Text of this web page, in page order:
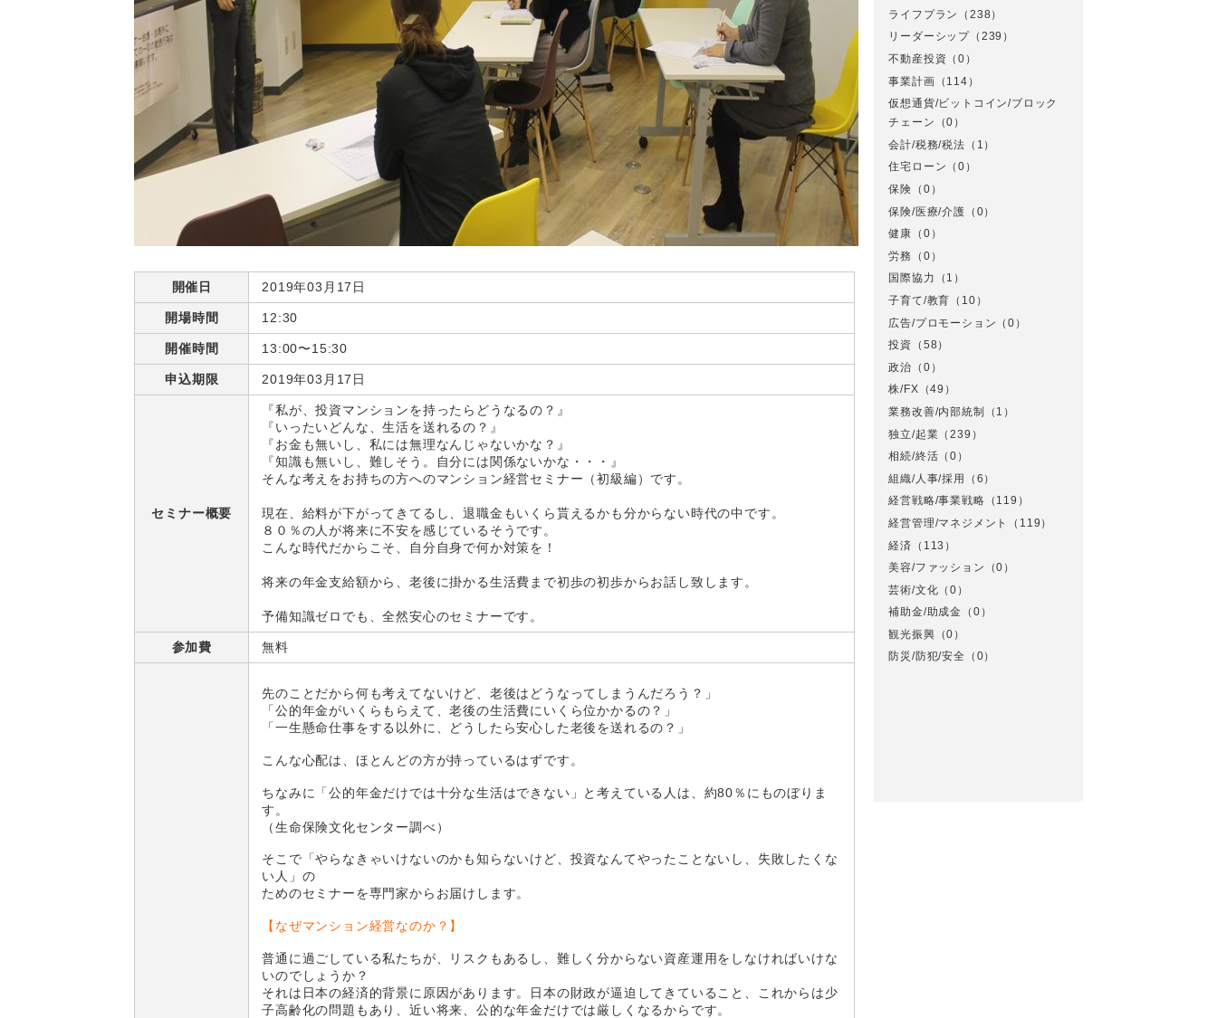
開催日 2019年03月17日
開場時間 12:30
開催時間 13:00〜15:30
申込期限 2019年03月17日
セミナー概要
『私が、投資マンションを持ったらどうなるの？』
『いったいどんな、生活を送れるの？』
『お金も無いし、私には無理なんじゃないかな？』
『知識も無いし、難しそう。自分には関係ないかな・・・』
そんな考えをお持ちの方へのマンション経営セミナー（初級編）です。
現在、給料が下がってきてるし、退職金もいくら貰えるかも分からない時代の中です。
８０％の人が将来に不安を感じているそうです。
こんな時代だからこそ、自分自身で何か対策を！
将来の年金支給額から、老後に掛かる生活費まで初歩の初歩からお話し致します。
予備知識ゼロでも、全然安心のセミナーです。
参加費 無料
先のことだから何も考えてないけど、老後はどうなってしまうんだろう？」
「公的年金がいくらもらえて、老後の生活費にいくら位かかるの？」
「一生懸命仕事をする以外に、どうしたら安心した老後を送れるの？」
こんな心配は、ほとんどの方が持っているはずです。
ちなみに「公的年金だけでは十分な生活はできない」と考えている人は、約80％にものぼりま
す。
（生命保険文化センター調べ）
そこで「やらなきゃいけないのかも知らないけど、投資なんてやったことないし、失敗したくな
い人」の
ためのセミナーを専門家からお届けします。
【なぜマンション経営なのか？】
普通に過ごしている私たちが、リスクもあるし、難しく分からない資産運用をしなければいけな
いのでしょうか？
それは日本の経済的背景に原因があります。日本の財政が逼迫してきていること、これからは少
子高齢化の問題もあり、近い将来、公的な年金だけでは厳しくなるからです。
ライフプラン
（238）
リーダーシップ （239）
不動産投資 （0）
事業計画 （114）
仮想通貨/ビットコイン/ブロック
チェーン
（0）
会計/税務/税法 （1）
住宅ローン （0）
保険 （0）
保険/医療/介護 （0）
健康 （0）
労務
（0）
国際協力
（1）
子育て/教育 （10）
広告/プロモーション （0）
投資 （58）
政治 （0）
株/FX （49）
業務改善/内部統制
（1）
独立/起業 （239）
相続/終活 （0）
組織/人事/採用
（6）
経営戦略/事業戦略 （119）
経営管理/マネジメント
（119）
経済 （113）
美容/ファッション
（0）
芸術/文化 （0）
補助金/助成金 （0）
観光振興 （0）
防災/防犯/安全
（0）